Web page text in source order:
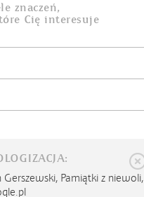
znaczeń,
Cię interesuje
Gerszewski, Pamiątki z niewoli,